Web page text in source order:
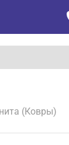
(Ковры)